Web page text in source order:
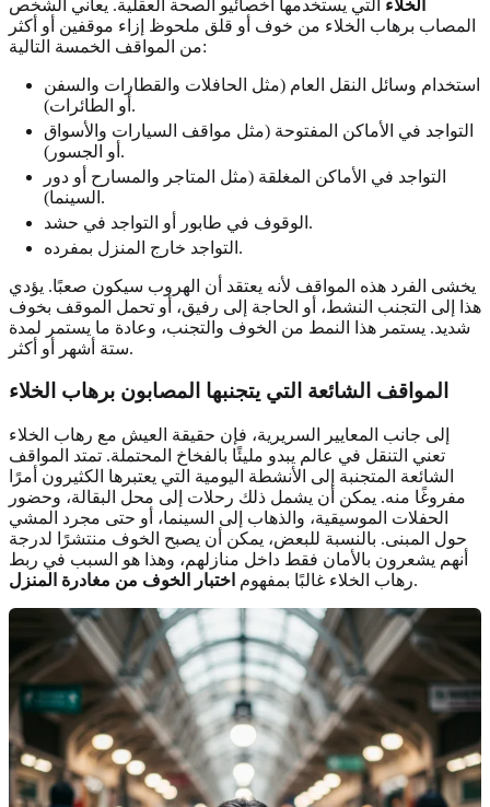
الخلاء التي يستخدمها أخصائيو الصحة العقلية. يعاني الشخص
المصاب برهاب الخلاء من خوف أو قلق ملحوظ إزاء موقفين أو أكثر
من المواقف الخمسة التالية:
استخدام وسائل النقل العام (مثل الحافلات والقطارات والسفن
أو الطائرات).
التواجد في الأماكن المفتوحة (مثل مواقف السيارات والأسواق
أو الجسور).
التواجد في الأماكن المغلقة (مثل المتاجر والمسارح أو دور
السينما).
الوقوف في طابور أو التواجد في حشد.
التواجد خارج المنزل بمفرده.
يخشى الفرد هذه المواقف لأنه يعتقد أن الهروب سيكون صعبًا. يؤدي
هذا إلى التجنب النشط، أو الحاجة إلى رفيق، أو تحمل الموقف بخوف
شديد. يستمر هذا النمط من الخوف والتجنب، وعادة ما يستمر لمدة
ستة أشهر أو أكثر.
المواقف الشائعة التي يتجنبها المصابون برهاب الخلاء
إلى جانب المعايير السريرية، فإن حقيقة العيش مع رهاب الخلاء
تعني التنقل في عالم يبدو مليئًا بالفخاخ المحتملة. تمتد المواقف
الشائعة المتجنبة إلى الأنشطة اليومية التي يعتبرها الكثيرون أمرًا
مفروغًا منه. يمكن أن يشمل ذلك رحلات إلى محل البقالة، وحضور
الحفلات الموسيقية، والذهاب إلى السينما، أو حتى مجرد المشي
حول المبنى. بالنسبة للبعض، يمكن أن يصبح الخوف منتشرًا لدرجة
أنهم يشعرون بالأمان فقط داخل منازلهم، وهذا هو السبب في ربط
رهاب الخلاء غالبًا بمفهوم اختبار الخوف من مغادرة المنزل .